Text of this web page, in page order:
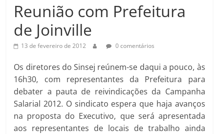
S
E
Reunião com Prefeitura
de Joinville
13 de fevereiro de 2012 0 comentários
Os diretores do Sinsej reúnem-se daqui a pouco, às
16h30, com representantes da Prefeitura para
debater a pauta de reivindicações da Campanha
Salarial 2012. O sindicato espera que haja avanços
na proposta do Executivo, que será apresentada
aos representantes de locais de trabalho ainda